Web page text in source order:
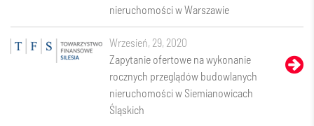
nieruchomości w Warszawie
wrzesień, 29, 2020
Zapytanie ofertowe na wykonanie
rocznych przeglądów budowlanych
nieruchomości w Siemianowicach
Śląskich